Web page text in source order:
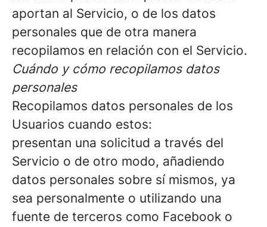
aportan al Servicio, o de los datos
personales que de otra manera
recopilamos en relación con el Servicio.
Cuándo y cómo recopilamos datos
personales
Recopilamos datos personales de los
Usuarios cuando estos:
presentan una solicitud a través del
Servicio o de otro modo, añadiendo
datos personales sobre sí mismos, ya
sea personalmente o utilizando una
fuente de terceros como Facebook o